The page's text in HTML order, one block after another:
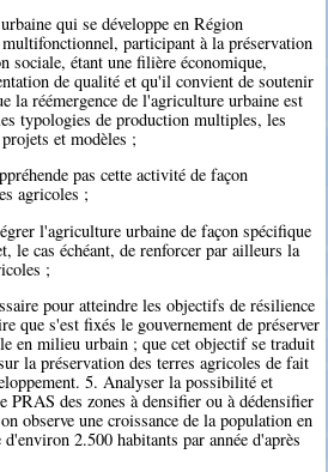
qui se développe en Région
participant à la préservation
sociale, étant une filière économique,
de qualité et qu'il convient de soutenir
la réémergence de l'agriculture urbaine est
typologies de production multiples, les
et modèles ;
pas cette activité de façon
agricoles ;
l'agriculture urbaine de façon spécifique
le cas échéant, de renforcer par ailleurs la
;
pour atteindre les objectifs de résilience
que s'est fixés le gouvernement de préserver
en milieu urbain ; que cet objectif se traduit
la préservation des terres agricoles de fait
5. Analyser la possibilité et
PRAS des zones à densifier ou à dédensifier
observe une croissance de la population en
2.500 habitants par année d'après